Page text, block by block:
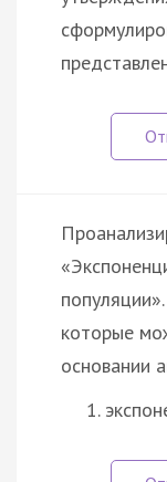
которые
основании